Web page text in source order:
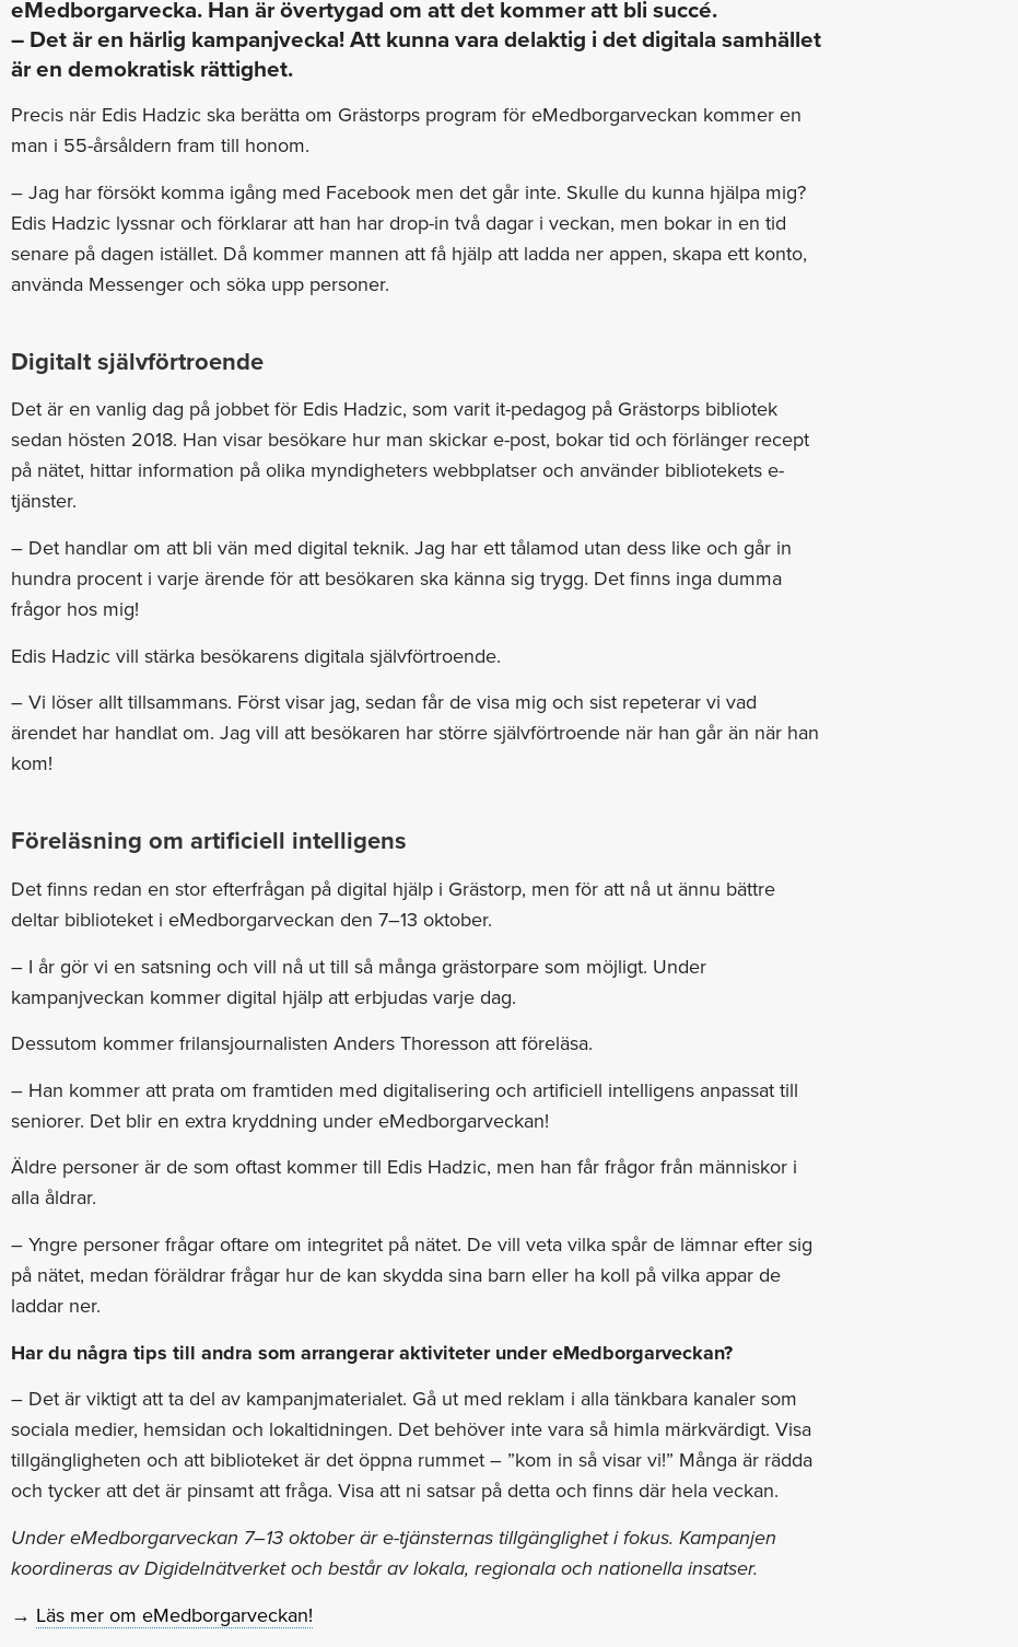
eMedborgarvecka. Han är övertygad om att det kommer att bli succé.
– Det är en härlig kampanjvecka! Att kunna vara delaktig i det digitala samhället
är en demokratisk rättighet.
Precis när Edis Hadzic ska berätta om Grästorps program för eMedborgarveckan kommer en
man i 55-årsåldern fram till honom.
– Jag har försökt komma igång med Facebook men det går inte. Skulle du kunna hjälpa mig?
Edis Hadzic lyssnar och förklarar att han har drop-in två dagar i veckan, men bokar in en tid
senare på dagen istället. Då kommer mannen att få hjälp att ladda ner appen, skapa ett konto,
använda Messenger och söka upp personer.
Digitalt självförtroende
Det är en vanlig dag på jobbet för Edis Hadzic, som varit it-pedagog på Grästorps bibliotek
sedan hösten 2018. Han visar besökare hur man skickar e-post, bokar tid och förlänger recept
på nätet, hittar information på olika myndigheters webbplatser och använder bibliotekets e-
tjänster.
– Det handlar om att bli vän med digital teknik. Jag har ett tålamod utan dess like och går in
hundra procent i varje ärende för att besökaren ska känna sig trygg. Det finns inga dumma
frågor hos mig!
Edis Hadzic vill stärka besökarens digitala självförtroende.
– Vi löser allt tillsammans. Först visar jag, sedan får de visa mig och sist repeterar vi vad
ärendet har handlat om. Jag vill att besökaren har större självförtroende när han går än när han
kom!
Föreläsning om artificiell intelligens
Det finns redan en stor efterfrågan på digital hjälp i Grästorp, men för att nå ut ännu bättre
deltar biblioteket i eMedborgarveckan den 7–13 oktober.
– I år gör vi en satsning och vill nå ut till så många grästorpare som möjligt. Under
kampanjveckan kommer digital hjälp att erbjudas varje dag.
Dessutom kommer frilansjournalisten Anders Thoresson att föreläsa.
– Han kommer att prata om framtiden med digitalisering och artificiell intelligens anpassat till
seniorer. Det blir en extra kryddning under eMedborgarveckan!
Äldre personer är de som oftast kommer till Edis Hadzic, men han får frågor från människor i
alla åldrar.
– Yngre personer frågar oftare om integritet på nätet. De vill veta vilka spår de lämnar efter sig
på nätet, medan föräldrar frågar hur de kan skydda sina barn eller ha koll på vilka appar de
laddar ner.
Har du några tips till andra som arrangerar aktiviteter under eMedborgarveckan?
– Det är viktigt att ta del av kampanjmaterialet. Gå ut med reklam i alla tänkbara kanaler som
sociala medier, hemsidan och lokaltidningen. Det behöver inte vara så himla märkvärdigt. Visa
tillgängligheten och att biblioteket är det öppna rummet – ”kom in så visar vi!” Många är rädda
och tycker att det är pinsamt att fråga. Visa att ni satsar på detta och finns där hela veckan.
Under eMedborgarveckan 7–13 oktober är e-tjänsternas tillgänglighet i fokus. Kampanjen
koordineras av Digidelnätverket och består av lokala, regionala och nationella insatser.
→ Läs mer om eMedborgarveckan!